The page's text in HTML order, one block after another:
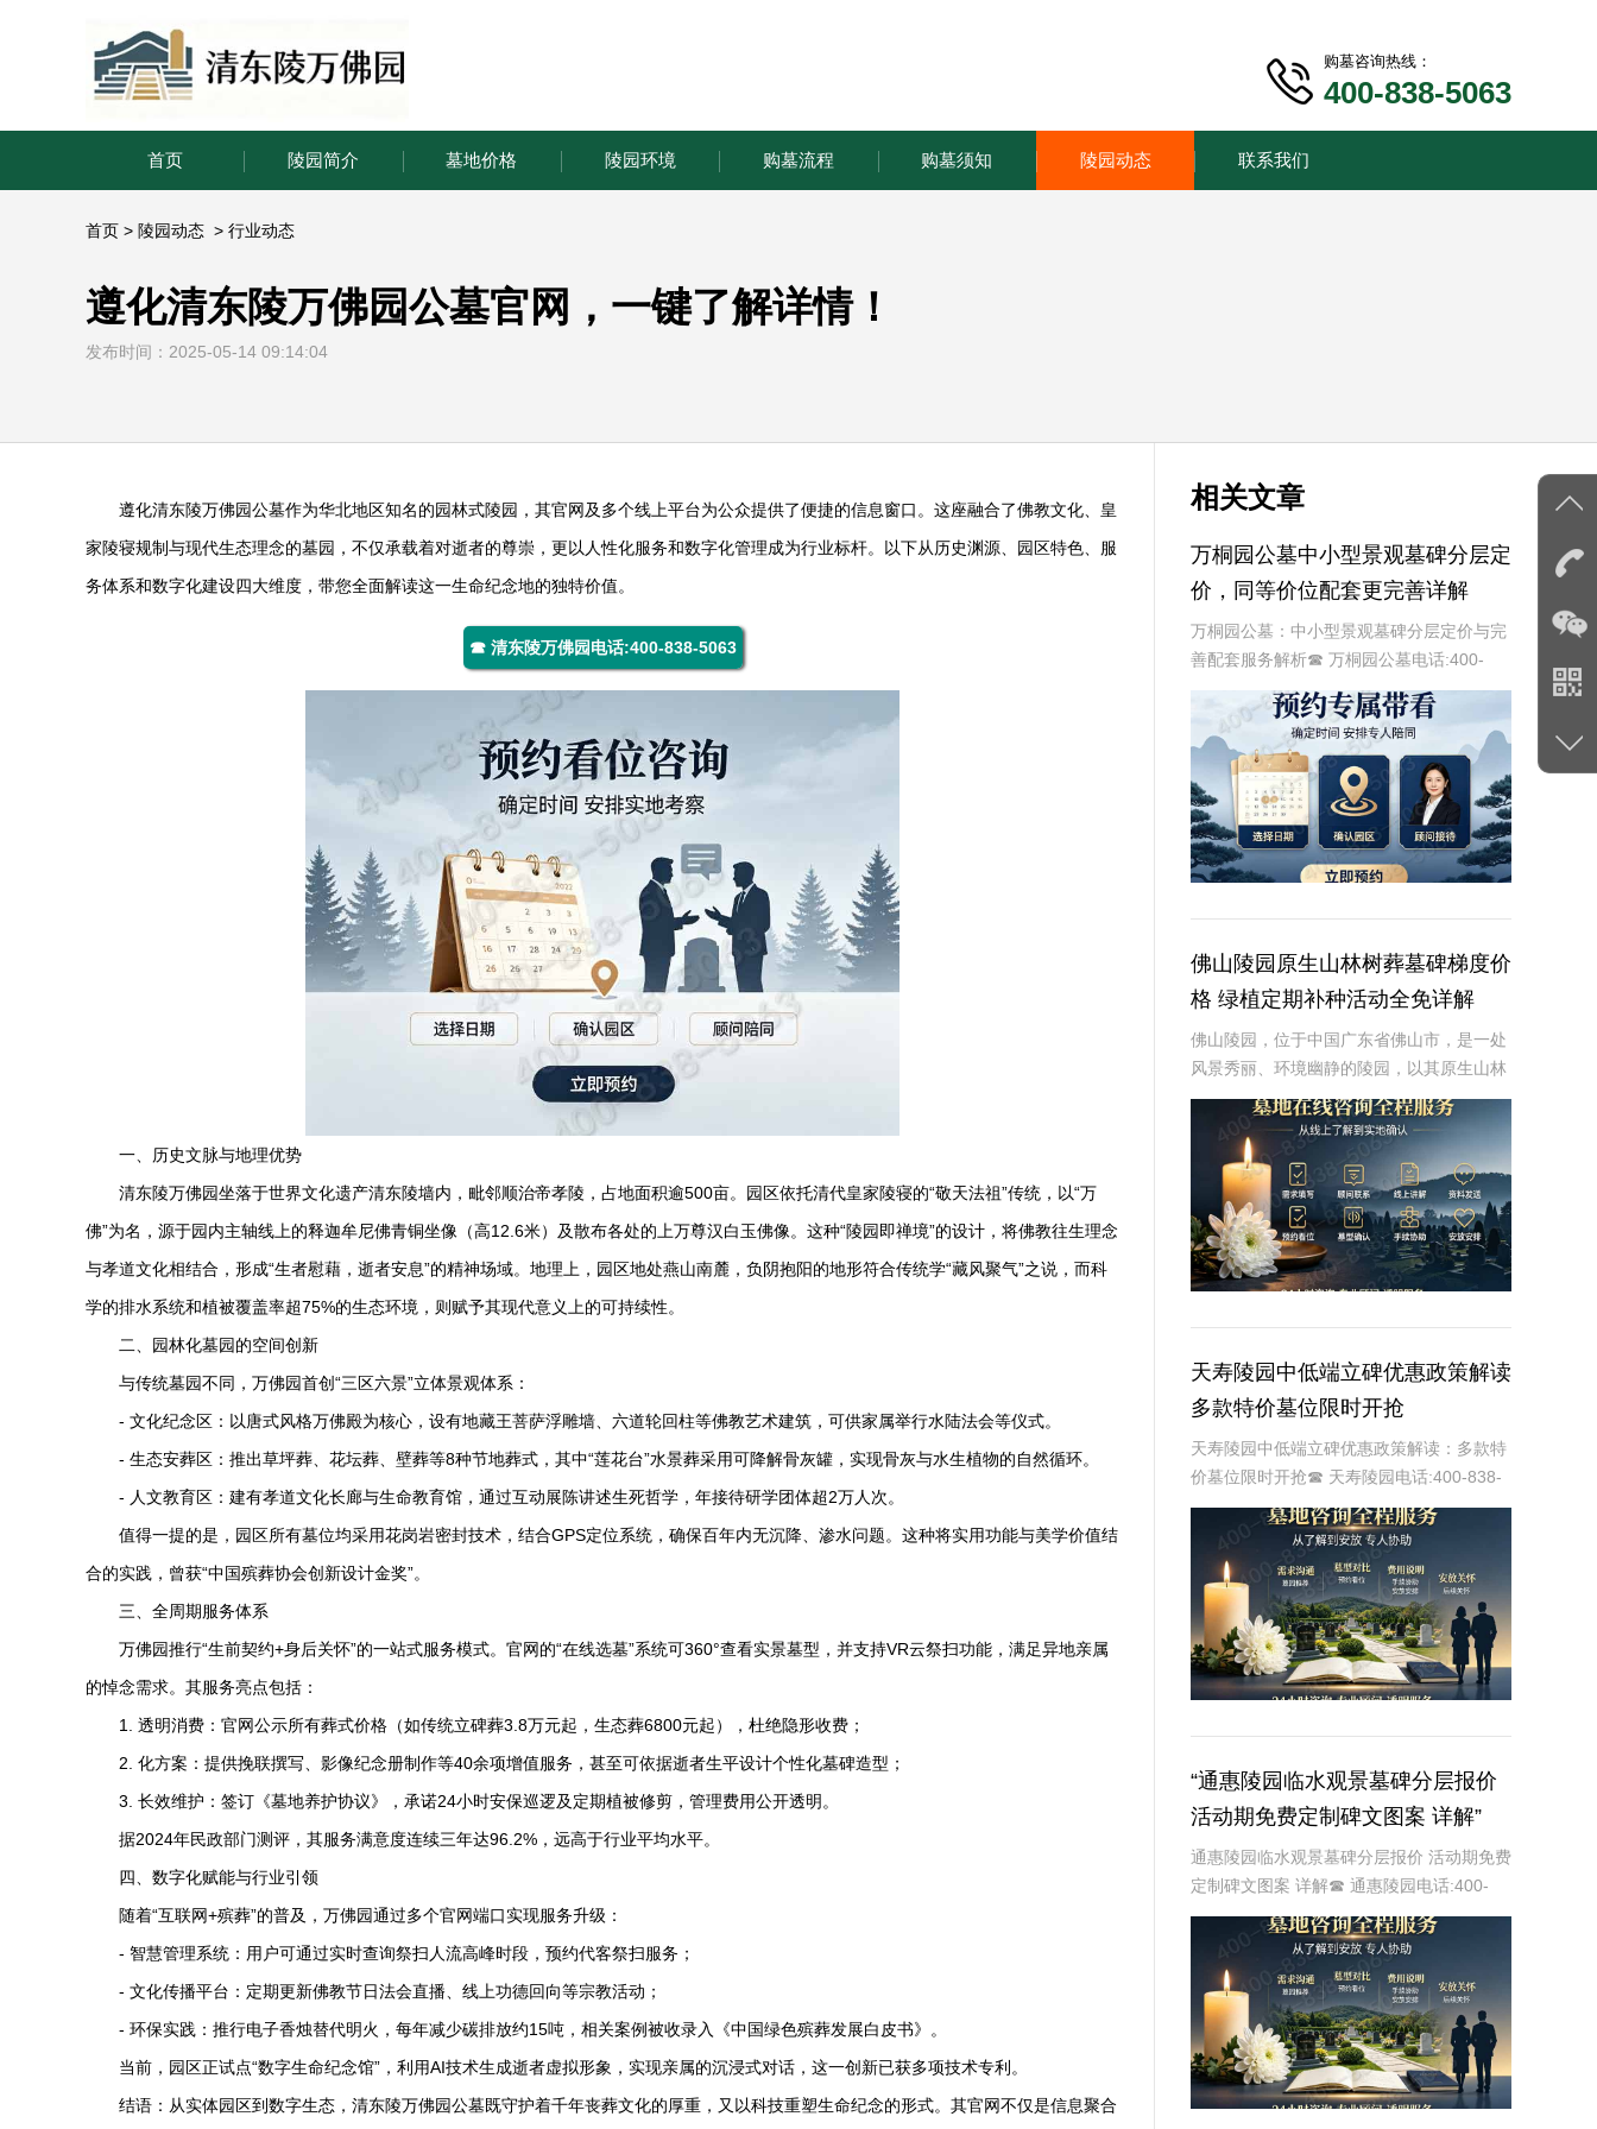
购墓咨询热线：
400-838-5063
首页 陵园简介 墓地价格 陵园环境 购墓流程 购墓须知 陵园动态 联系我们
首页 > 陵园动态 > 行业动态
遵化清东陵万佛园公墓官网，一键了解详情！
发布时间：2025-05-14 09:14:04
遵化清东陵万佛园公墓作为华北地区知名的园林式陵园，其官网及多个线上平台为公众提供了便捷的信息窗口。这座融合了佛教文化、皇
家陵寝规制与现代生态理念的墓园，不仅承载着对逝者的尊崇，更以人性化服务和数字化管理成为行业标杆。以下从历史渊源、园区特色、服
务体系和数字化建设四大维度，带您全面解读这一生命纪念地的独特价值。
☎ 清东陵万佛园电话:400-838-5063
一、历史文脉与地理优势
清东陵万佛园坐落于世界文化遗产清东陵墙内，毗邻顺治帝孝陵，占地面积逾500亩。园区依托清代皇家陵寝的“敬天法祖”传统，以“万
佛”为名，源于园内主轴线上的释迦牟尼佛青铜坐像（高12.6米）及散布各处的上万尊汉白玉佛像。这种“陵园即禅境”的设计，将佛教往生理念
与孝道文化相结合，形成“生者慰藉，逝者安息”的精神场域。地理上，园区地处燕山南麓，负阴抱阳的地形符合传统学“藏风聚气”之说，而科
学的排水系统和植被覆盖率超75%的生态环境，则赋予其现代意义上的可持续性。
二、园林化墓园的空间创新
与传统墓园不同，万佛园首创“三区六景”立体景观体系：
- 文化纪念区：以唐式风格万佛殿为核心，设有地藏王菩萨浮雕墙、六道轮回柱等佛教艺术建筑，可供家属举行水陆法会等仪式。
- 生态安葬区：推出草坪葬、花坛葬、壁葬等8种节地葬式，其中“莲花台”水景葬采用可降解骨灰罐，实现骨灰与水生植物的自然循环。
- 人文教育区：建有孝道文化长廊与生命教育馆，通过互动展陈讲述生死哲学，年接待研学团体超2万人次。
值得一提的是，园区所有墓位均采用花岗岩密封技术，结合GPS定位系统，确保百年内无沉降、渗水问题。这种将实用功能与美学价值结
合的实践，曾获“中国殡葬协会创新设计金奖”。
三、全周期服务体系
万佛园推行“生前契约+身后关怀”的一站式服务模式。官网的“在线选墓”系统可360°查看实景墓型，并支持VR云祭扫功能，满足异地亲属
的悼念需求。其服务亮点包括：
1. 透明消费：官网公示所有葬式价格（如传统立碑葬3.8万元起，生态葬6800元起），杜绝隐形收费；
2. 化方案：提供挽联撰写、影像纪念册制作等40余项增值服务，甚至可依据逝者生平设计个性化墓碑造型；
3. 长效维护：签订《墓地养护协议》，承诺24小时安保巡逻及定期植被修剪，管理费用公开透明。
据2024年民政部门测评，其服务满意度连续三年达96.2%，远高于行业平均水平。
四、数字化赋能与行业引领
随着“互联网+殡葬”的普及，万佛园通过多个官网端口实现服务升级：
- 智慧管理系统：用户可通过实时查询祭扫人流高峰时段，预约代客祭扫服务；
- 文化传播平台：定期更新佛教节日法会直播、线上功德回向等宗教活动；
- 环保实践：推行电子香烛替代明火，每年减少碳排放约15吨，相关案例被收录入《中国绿色殡葬发展白皮书》。
当前，园区正试点“数字生命纪念馆”，利用AI技术生成逝者虚拟形象，实现亲属的沉浸式对话，这一创新已获多项技术专利。
结语：从实体园区到数字生态， 清东陵万佛园公墓既守护着千年丧葬文化的厚重，又以科技重塑生命纪念的形式。其官网不仅是信息聚合
相关文章
万桐园公墓中小型景观墓碑分层定
价，同等价位配套更完善详解
万桐园公墓：中小型景观墓碑分层定价与完
善配套服务解析☎ 万桐园公墓电话:400-
838-5063作为专业的殡葬服务提供商，万
桐园公墓始终致力于为家属提供高品质的墓
碑选择和全面的配套服务。为了满足不同
佛山陵园原生山林树葬墓碑梯度价
格 绿植定期补种活动全免详解
佛山陵园，位于中国广东省佛山市，是一处
风景秀丽、环境幽静的陵园，以其原生山林
和绿色生态的理念著称。在这里，山清水
秀，空气清新，为逝者提供了一个宁静而神
圣的安息之地。佛山陵园推出的树葬墓碑梯
度价格和绿植
天寿陵园中低端立碑优惠政策解读
多款特价墓位限时开抢
天寿陵园中低端立碑优惠政策解读：多款特
价墓位限时开抢☎ 天寿陵园电话:400-838-
5063天寿陵园作为国内知名的陵园之一，一
直致力于为家属提供优质、便捷的殡葬服
务。随着社会的发展和人们生活水平的
“通惠陵园临水观景墓碑分层报价
活动期免费定制碑文图案 详解”
通惠陵园临水观景墓碑分层报价 活动期免费
定制碑文图案 详解☎ 通惠陵园电话:400-
838-5063在现代社会，人们对于逝者的纪
念方式越来越注重个性化与情感表达。通惠
陵园作为一家专业的陵园服务机构，